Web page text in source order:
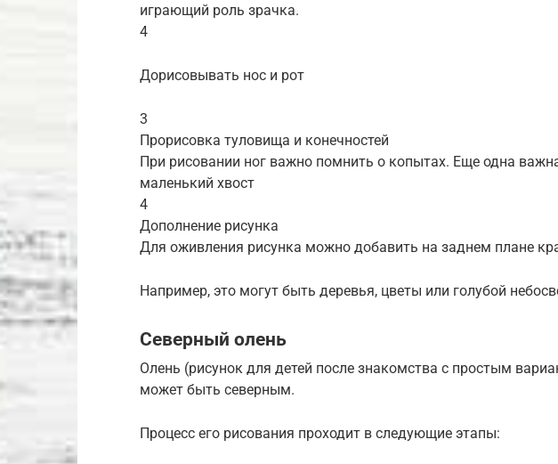
играющий роль зрачка.
4
Дорисовывать нос и рот
3
Прорисовка туловища и конечностей
При рисовании ног важно помнить о копытах. Еще одна
маленький хвост
4
Дополнение рисунка
Для оживления рисунка можно добавить на заднем плане
Например, это могут быть деревья, цветы или голубой
Северный олень
Олень (рисунок для детей после знакомства с простым
может быть северным.
Процесс его рисования проходит в следующие этапы: